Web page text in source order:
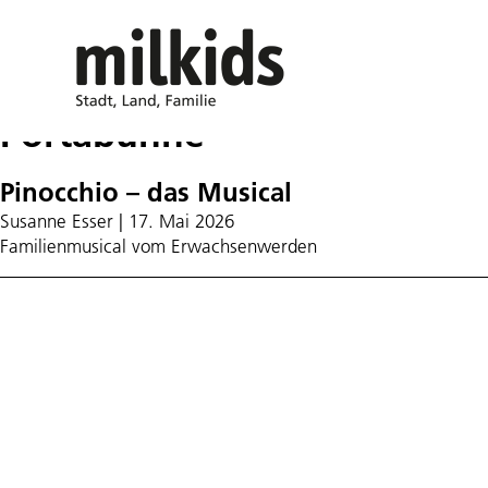
Portabühne
Pinocchio – das Musical
Susanne Esser | 17. Mai 2026
Familienmusical vom Erwachsenwerden